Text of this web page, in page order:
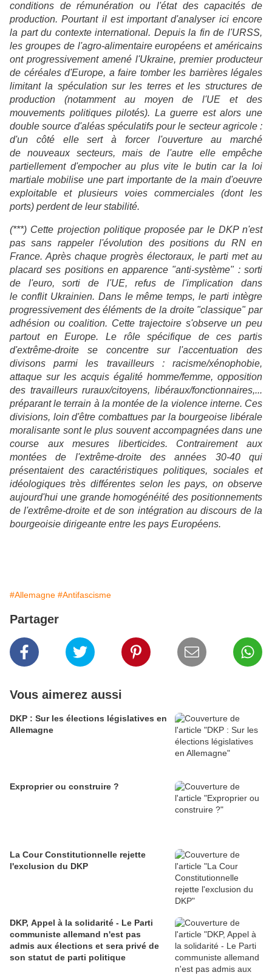
conditions de rémunération ou l'état des capacités de
production. Pourtant il est important d'analyser ici encore
la part du contexte international. Depuis la fin de l'URSS,
les groupes de l'agro-alimentaire européens et américains
ont progressivement amené l'Ukraine, premier producteur
de céréales d'Europe, a faire tomber les barrières légales
limitant la spéculation sur les terres et les structures de
production (notamment au moyen de l'UE et des
mouvements politiques pilotés). La guerre est alors une
double source d'aléas spéculatifs pour le secteur agricole :
d'un côté elle sert à forcer l'ouverture au marché
de nouveaux secteurs, mais de l'autre elle empêche
partiellement d'empocher au plus vite le butin car la loi
martiale mobilise une part importante de la main d'oeuvre
exploitable et plusieurs voies commerciales (dont les
ports) perdent de leur stabilité.
(***) Cette projection politique proposée par le DKP n'est
pas sans rappeler l'évolution des positions du RN en
France. Après chaque progrès électoraux, le parti met au
placard ses positions en apparence "anti-système" : sorti
de l'euro, sorti de l'UE, refus de l'implication dans
le conflit Ukrainien. Dans le même temps, le parti intègre
progressivement des éléments de la droite "classique" par
adhésion ou coalition. Cette trajectoire s'observe un peu
partout en Europe. Le rôle spécifique de ces partis
d'extrême-droite se concentre sur l'accentuation des
divisons parmi les travailleurs : racisme/xénophobie,
attaque sur les acquis égalité homme/femme, opposition
des travailleurs ruraux/citoyens, libéraux/fonctionnaires,...
préparant le terrain à la montée de la violence interne. Ces
divisions, loin d'être combattues par la bourgeoise libérale
moralisante sont le plus souvent accompagnées dans une
course aux mesures liberticides. Contrairement aux
montées de l'extrême-droite des années 30-40 qui
présentaient des caractéristiques politiques, sociales et
idéologiques très différentes selon les pays, on observe
aujourd'hui une grande homogénéité des positionnements
de l'extrême-droite et de son intégration au discours de la
bourgeoisie dirigeante entre les pays Européens.
#Allemagne #Antifascisme
Partager
Vous aimerez aussi
DKP : Sur les élections législatives en
Allemagne
Exproprier ou construire ?
La Cour Constitutionnelle rejette
l'exclusion du DKP
DKP, Appel à la solidarité - Le Parti
communiste allemand n'est pas
admis aux élections et sera privé de
son statut de parti politique